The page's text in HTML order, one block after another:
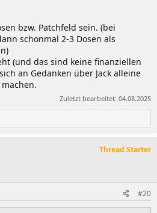
bzw. Patchfeld sein. (bei
schonmal 2-3 Dosen als
(und das sind keine finanziellen
an Gedanken über Jack alleine
Zuletzt bearbeitet: 04.08.2025
Thread Starter
#20